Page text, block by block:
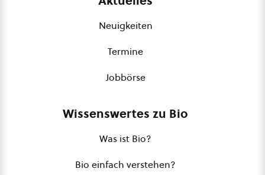
Neuigkeiten
Termine
Jobbörse
Wissenswertes zu Bio
Was ist Bio?
Bio einfach verstehen?